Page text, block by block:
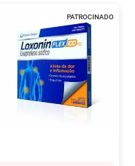
PATROCINADO